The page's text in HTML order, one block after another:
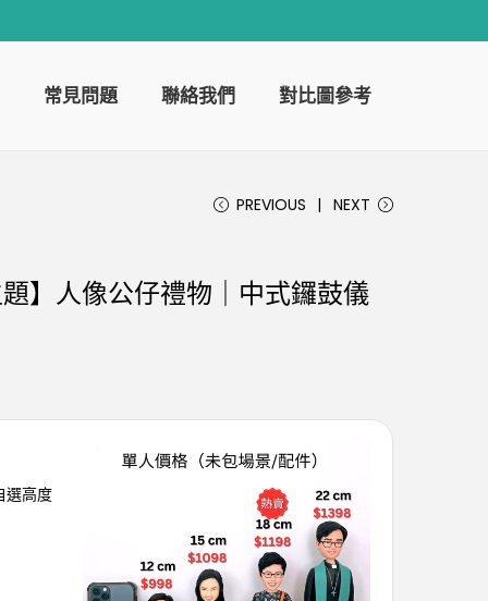
常見問題 聯絡我們 對比圖參考
PREVIOUS NEXT
】人像公仔禮物｜中式鑼鼓儀
選高度